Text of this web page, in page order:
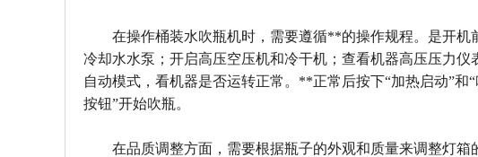
在操作桶装水吹瓶机时，需要遵循**的操作规程。是开
冷却水水泵；开启高压空压机和冷干机；查看机器高压压力
自动模式，看机器是否运转正常。**正常后按下“加热启动”
按钮”开始吹瓶。
在品质调整方面，需要根据瓶子的外观和质量来调整灯